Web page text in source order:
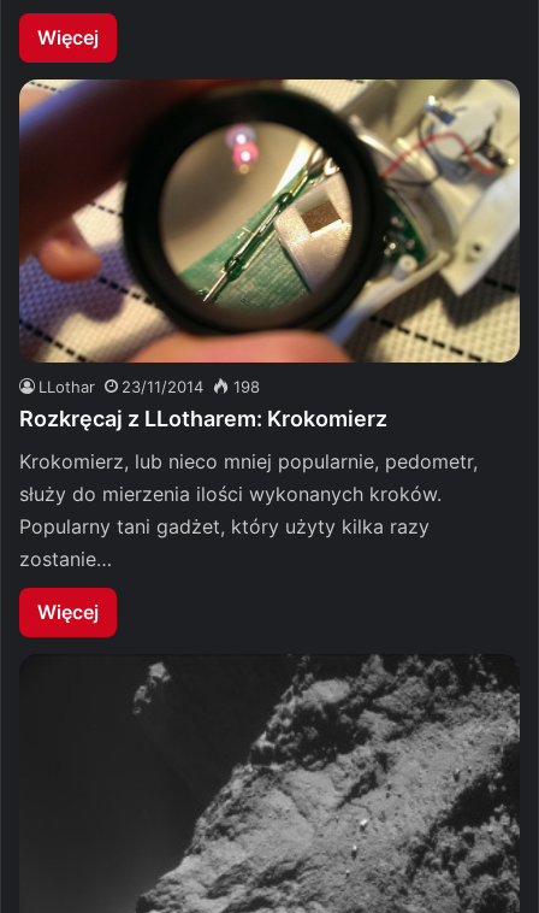
Więcej
LLothar 23/11/2014 198
Rozkręcaj z LLotharem: Krokomierz
Krokomierz, lub nieco mniej popularnie, pedometr,
służy do mierzenia ilości wykonanych kroków.
Popularny tani gadżet, który użyty kilka razy
zostanie…
Więcej